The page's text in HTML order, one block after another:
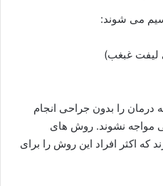
می شوند:
لیفت غبغب)
درمان را بدون جراحی انجام
مواجه نشوند. روش های
که اکثر افراد این روش را برای